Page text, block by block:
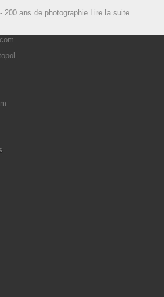
200 ans de photographie Lire la suite